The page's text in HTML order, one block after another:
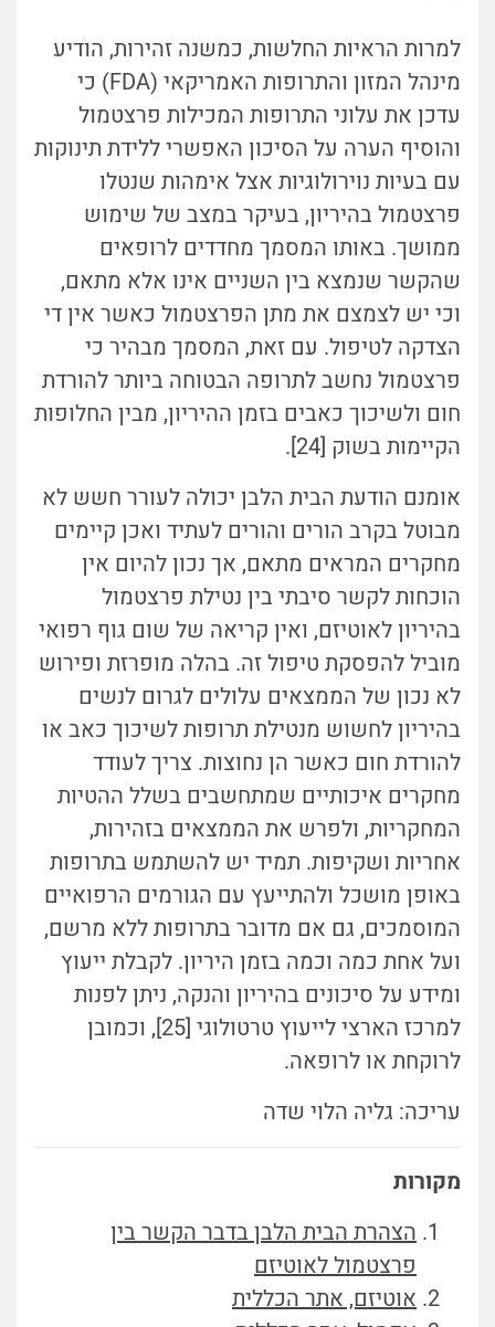
למרות הראיות החלשות, כמשנה זהירות, הודיע
מינהל המזון והתרופות האמריקאי (FDA) כי
עדכן את עלוני התרופות המכילות פרצטמול
והוסיף הערה על הסיכון האפשרי ללידת תינוקות
עם בעיות נוירולוגיות אצל אימהות שנטלו
פרצטמול בהיריון, בעיקר במצב של שימוש
ממושך. באותו המסמך מחדדים לרופאים
שהקשר שנמצא בין השניים אינו אלא מתאם,
וכי יש לצמצם את מתן הפרצטמול כאשר אין די
הצדקה לטיפול. עם זאת, המסמך מבהיר כי
פרצטמול נחשב לתרופה הבטוחה ביותר להורדת
חום ולשיכוך כאבים בזמן ההיריון, מבין החלופות
הקיימות בשוק [24].
אומנם הודעת הבית הלבן יכולה לעורר חשש לא
מבוטל בקרב הורים והורים לעתיד ואכן קיימים
מחקרים המראים מתאם, אך נכון להיום אין
הוכחות לקשר סיבתי בין נטילת פרצטמול
בהיריון לאוטיזם, ואין קריאה של שום גוף רפואי
מוביל להפסקת טיפול זה. בהלה מופרזת ופירוש
לא נכון של הממצאים עלולים לגרום לנשים
בהיריון לחשוש מנטילת תרופות לשיכוך כאב או
להורדת חום כאשר הן נחוצות. צריך לעודד
מחקרים איכותיים שמתחשבים בשלל ההטיות
המחקריות, ולפרש את הממצאים בזהירות,
אחריות ושקיפות. תמיד יש להשתמש בתרופות
באופן מושכל ולהתייעץ עם הגורמים הרפואיים
המוסמכים, גם אם מדובר בתרופות ללא מרשם,
ועל אחת כמה וכמה בזמן היריון. לקבלת ייעוץ
ומידע על סיכונים בהיריון והנקה, ניתן לפנות
למרכז הארצי לייעוץ טרטולוגי [25], וכמובן
לרוקחת או לרופאה.
עריכה: גליה הלוי שדה
מקורות
הצהרת הבית הלבן בדבר הקשר בין
פרצטמול לאוטיזם
אוטיזם, אתר הכללית